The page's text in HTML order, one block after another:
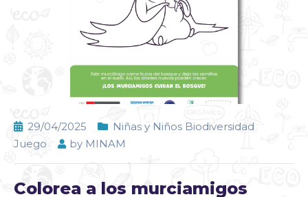
29/04/2025
Niñas y Niños Biodiversidad
Juego
by MINAM
Colorea a los murciamigos